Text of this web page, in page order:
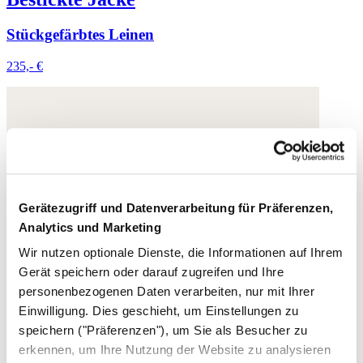
Gerätezugriff und Datenverarbeitung für Präferenzen,
Analytics und Marketing
Wir nutzen optionale Dienste, die Informationen auf Ihrem
Gerät speichern oder darauf zugreifen und Ihre
personenbezogenen Daten verarbeiten, nur mit Ihrer
Einwilligung. Dies geschieht, um Einstellungen zu
speichern ("Präferenzen"), um Sie als Besucher zu
erkennen, um Ihre Nutzung der Website zu analysieren
Stückgefärbtes Leinen
235,- €